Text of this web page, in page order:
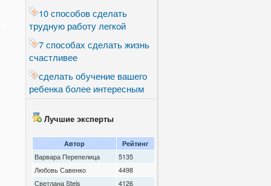
10 способов сделать
трудную работу легкой
7 способах сделать жизнь
счастливее
сделать обучение вашего
ребенка более интересным
Лучшие эксперты
Автор
Рейтинг
Варвара Перепелица
5135
Любовь Савенко
4498
Светлана Stels
4126